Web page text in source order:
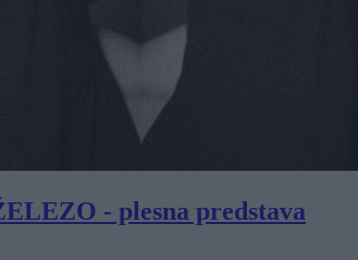
- plesna predstava